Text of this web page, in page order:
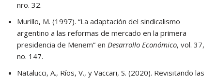
nro. 32.
Murillo, M. (1997). “La adaptación del sindicalismo
argentino a las reformas de mercado en la primera
presidencia de Menem” en Desarrollo Económico, vol. 37,
no. 147.
Natalucci, A., Ríos, V., y Vaccari, S. (2020). Revisitando las